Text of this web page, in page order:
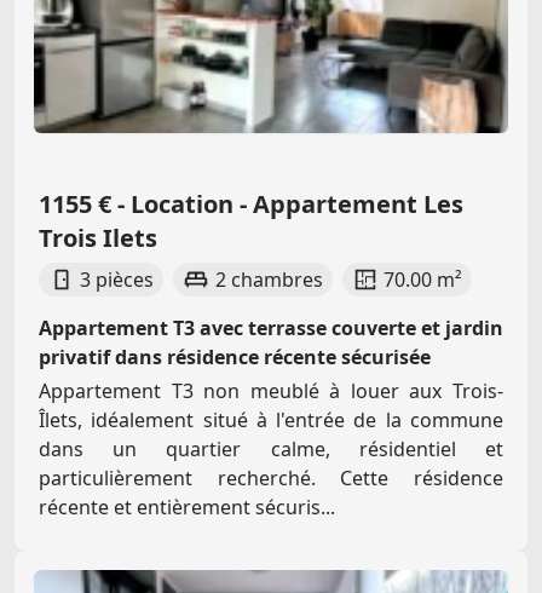
1155 € - Location - Appartement Les
Trois Ilets
3 pièces 2 chambres
70.00 m²
Appartement T3 avec terrasse couverte et jardin
privatif dans résidence récente sécurisée
Appartement T3 non meublé à louer aux Trois-
Îlets, idéalement situé à l'entrée de la commune
dans un quartier calme, résidentiel et
particulièrement recherché. Cette résidence
récente et entièrement sécuris...